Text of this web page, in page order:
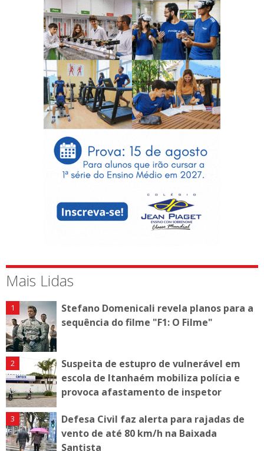
Mais Lidas
Stefano Domenicali revela planos para a
sequência do filme "F1: O Filme"
Suspeita de estupro de vulnerável em
escola de Itanhaém mobiliza polícia e
provoca afastamento de inspetor
Defesa Civil faz alerta para rajadas de
vento de até 80 km/h na Baixada
Santista